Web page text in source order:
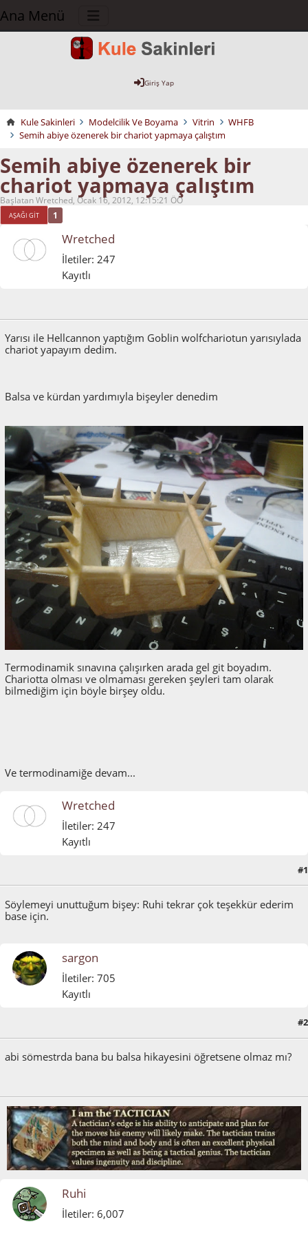
Ana Menü
Giriş Yap
Kule Sakinleri Modelcilik Ve Boyama Vitrin
WHFB
Semih abiye özenerek bir chariot yapmaya çalıştım
Semih abiye özenerek bir
chariot yapmaya çalıştım
Başlatan Wretched, Ocak 16, 2012, 12:15:21 ÖÖ
AŞAĞI GIT 1
Wretched
İletiler: 247
Kayıtlı
Yarısı ile Hellcannon yaptığım Goblin wolfchariotun yarısıylada
chariot yapayım dedim.
Balsa ve kürdan yardımıyla bişeyler denedim
Termodinamik sınavına çalışırken arada gel git boyadım.
Chariotta olması ve olmaması gereken şeyleri tam olarak
bilmediğim için böyle birşey oldu.
Ve termodinamiğe devam...
Wretched
İletiler: 247
Kayıtlı
#1
Söylemeyi unuttuğum bişey: Ruhi tekrar çok teşekkür ederim
base için.
sargon
İletiler: 705
Kayıtlı
#2
abi sömestrda bana bu balsa hikayesini öğretsene olmaz mı?
Ruhi
İletiler: 6,007